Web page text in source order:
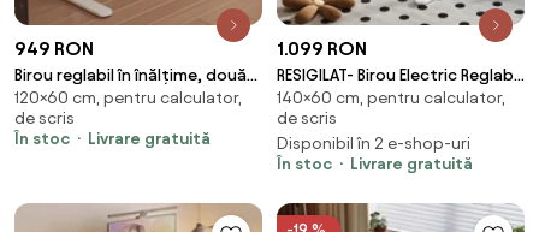
949 RON
Birou reglabil în înălțime, două
motoare electrice ridicare,
suport caști, suport pahar,
120x60 cm, Stejar deschis
120×60 cm, pentru calculator,
de scris
În stoc
Livrare gratuită
1.099 RON
RESIGILAT- Birou Electric Reglabil
pe Înălțime cu Sertar Ascuns,
Încărcare Wireless & USB,
Senzor de siguranță, 140x60,
Stejar deschis/Alb
140×60 cm, pentru calculator,
de scris
Disponibil în 2 e-shop-uri
În stoc
Livrare gratuită